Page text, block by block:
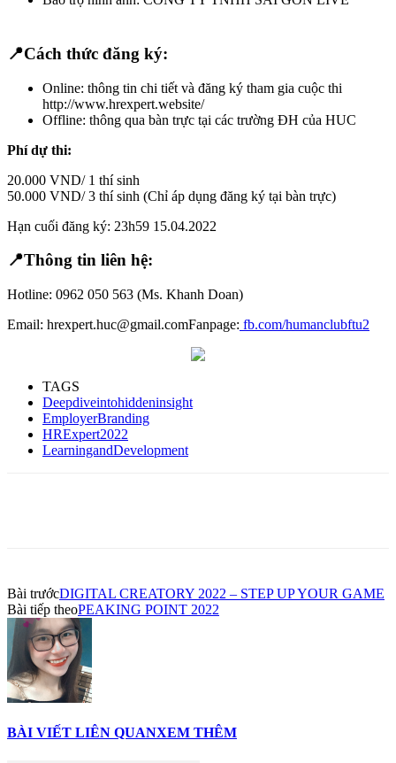
📍Cách thức đăng ký:
Online: thông tin chi tiết và đăng ký tham gia cuộc thi
http://www.hrexpert.website/
Offline: thông qua bàn trực tại các trường ĐH của HUC
Phí dự thi:
20.000 VND/ 1 thí sinh
50.000 VND/ 3 thí sinh (Chỉ áp dụng đăng ký tại bàn trực)
Hạn cuối đăng ký: 23h59 15.04.2022
📍Thông tin liên hệ:
Hotline: 0962 050 563 (Ms. Khanh Doan)
Email: hrexpert.huc@gmail.comFanpage: fb.com/humanclubftu2
TAGS
Deepdiveintohiddeninsight
EmployerBranding
HRExpert2022
LearningandDevelopment
Bài trướcDIGITAL CREATORY 2022 – STEP UP YOUR GAME
Bài tiếp theoPEAKING POINT 2022
BÀI VIẾT LIÊN QUANXEM THÊM